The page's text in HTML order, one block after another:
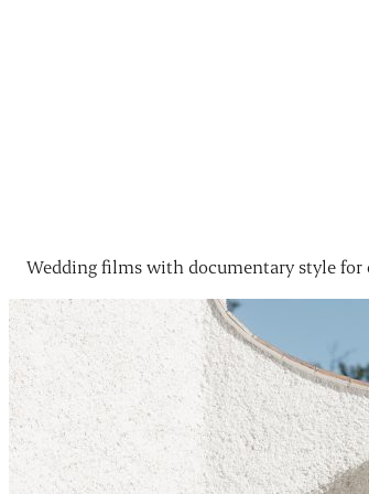
Wedding films with documentary style for